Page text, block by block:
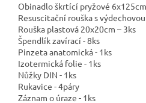
Obinadlo škrtící pryžové
Resuscitační rouška s
Rouška plastová 20x20cm – 3ks
Špendlík zavírací - 8ks
Pinzeta anatomická - 1ks
Izotermická folie - 1ks
Nůžky DIN - 1ks
Rukavice - 4páry
Záznam o úraze - 1ks